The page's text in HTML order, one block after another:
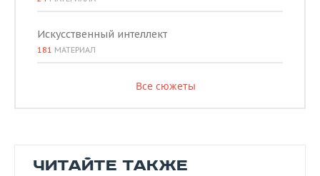
Искусственный интеллект
181 МАТЕРИАЛ
Все сюжеты
ЧИТАЙТЕ ТАКЖЕ